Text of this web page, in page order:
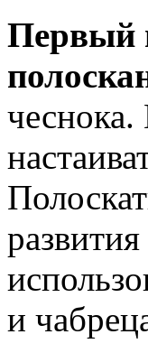
Первый
чеснока.
и